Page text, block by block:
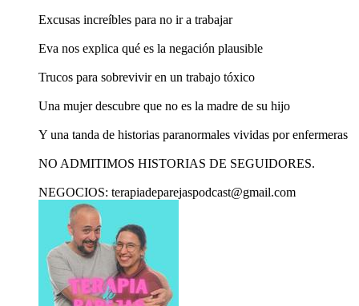
Excusas increíbles para no ir a trabajar
Eva nos explica qué es la negación plausible
Trucos para sobrevivir en un trabajo tóxico
Una mujer descubre que no es la madre de su hijo
Y una tanda de historias paranormales vividas por enfermeras
NO ADMITIMOS HISTORIAS DE SEGUIDORES.
NEGOCIOS: terapiadeparejaspodcast@gmail.com